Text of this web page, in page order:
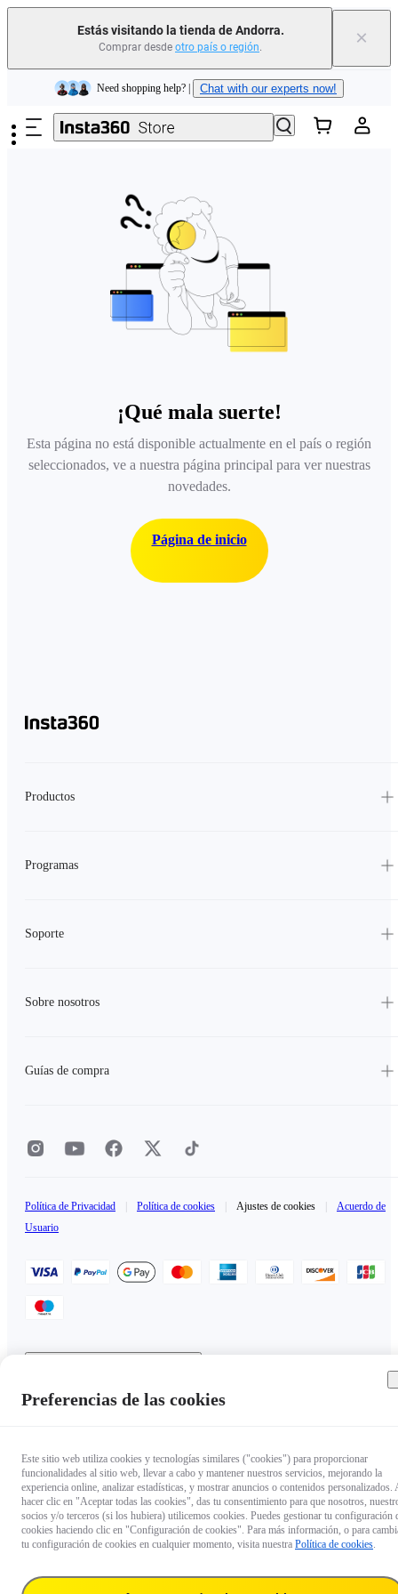
Estás visitando la tienda de Andorra.
Comprar desde otro país o región. ×
Saltar al contenido principal
Insta360 Luna Ultra |Ya disponible| Envío gratuito
Need shopping help? | Chat with our experts now!
Insta360 Luna Ultra | | Envío gratuito
¡Qué mala suerte!
Esta página no está disponible actualmente en el país o región
seleccionados, ve a nuestra página principal para ver nuestras
novedades.
Página de inicio
Productos
Programas
Soporte
Sobre nosotros
Guías de compra
Política de Privacidad Política de cookies Ajustes de cookies
Acuerdo de
Usuario
Preferencias de las cookies
Este sitio web utiliza cookies y tecnologías similares ("cookies") para proporcionar
funcionalidades al sitio web, llevar a cabo y mantener nuestros servicios, mejorando la
experiencia online, analizar estadísticas, y mostrar anuncios o contenidos personalizados.
hacer clic en "Aceptar todas las cookies", das tu consentimiento para que nosotros,
socios y/o terceros (si los hubiera) utilicemos cookies. Puedes gestionar tu configuración
cookies haciendo clic en "Configuración de cookies". Para más información, o para
tu configuración de cookies en cualquier momento, visita nuestra Política de cookies.